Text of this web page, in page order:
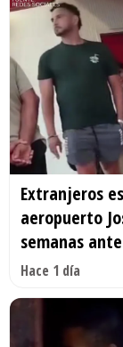
Extranjeros
aeropuerto
semanas
Hace 1 día